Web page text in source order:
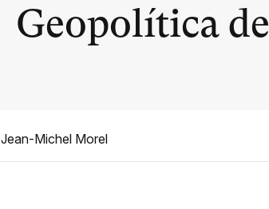
Geopolítica
Jean-Michel Morel